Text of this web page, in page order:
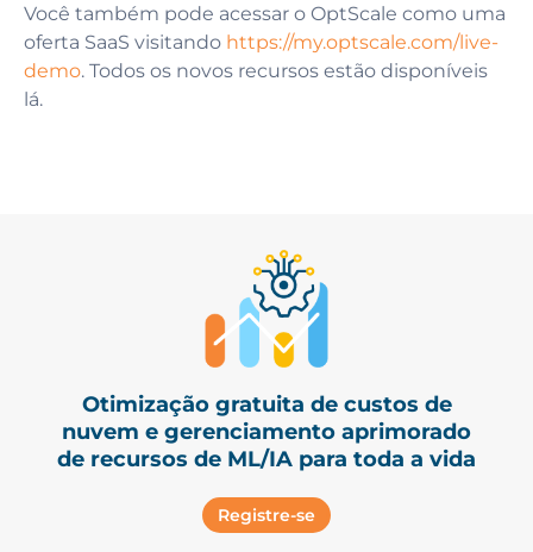
Você também pode acessar o OptScale como uma
oferta SaaS visitando https://my.optscale.com/live-
demo. Todos os novos recursos estão disponíveis
lá.
Otimização gratuita de custos de
nuvem e gerenciamento aprimorado
de recursos de ML/IA para toda a vida
Registre-se